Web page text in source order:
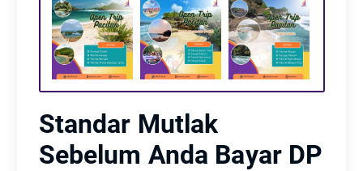
Standar Mutlak
Sebelum Anda Bayar DP